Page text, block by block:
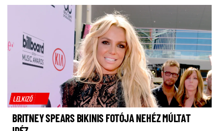
LELKIZŐ
BRITNEY SPEARS BIKINIS FOTÓJA NEHÉZ MÚLTAT